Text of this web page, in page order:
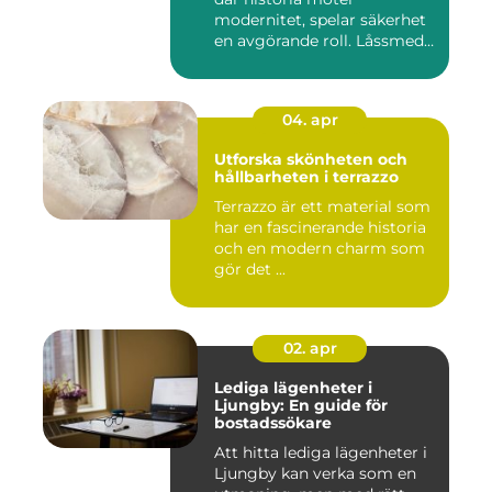
modernitet, spelar säkerhet
en avgörande roll. Låssmed
04. apr
Utforska skönheten och
hållbarheten i terrazzo
Terrazzo är ett material som
har en fascinerande historia
och en modern charm som
gör det ...
02. apr
Lediga lägenheter i
Ljungby: En guide för
bostadssökare
Att hitta lediga lägenheter i
Ljungby kan verka som en